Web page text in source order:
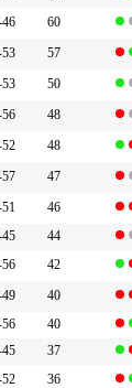
60
57
50
48
48
47
46
44
42
40
40
37
36